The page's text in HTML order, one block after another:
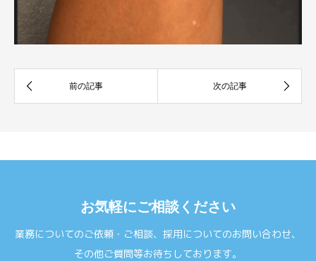
お気軽にご相談ください
業務についてのご依頼・ご相談、採用についてのお問い合わせ、
その他ご質問等お待ちしております。